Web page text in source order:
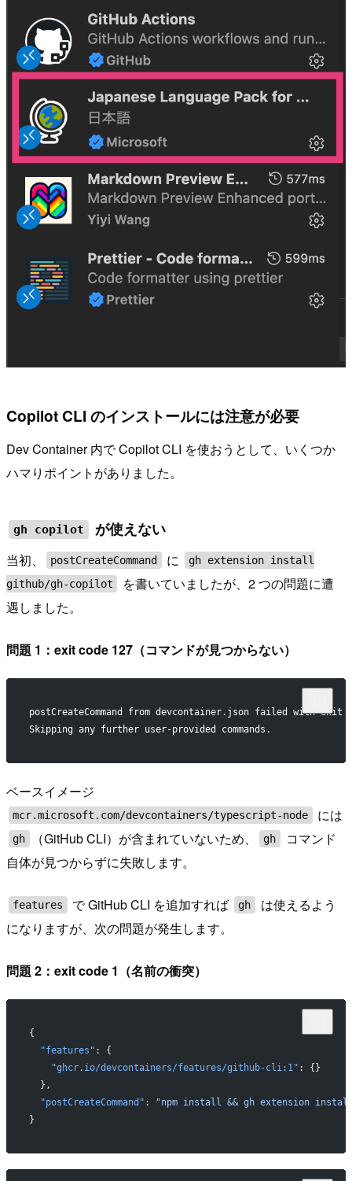
Copilot CLI のインストールには注意が必要
Dev Container 内で Copilot CLI を使おうとして、いくつか
ハマりポイントがありました。
gh copilot が使えない
当初、 postCreateCommand に
gh extension install
github/gh-copilot
を書いていましたが、2 つの問題に遭
遇しました。
問題 1：exit code 127（コマンドが見つからない）
postCreateCommand from devcontainer.json failed with exit
Skipping any further user-provided commands.
ベースイメージ
mcr.microsoft.com/devcontainers/typescript-node には
gh （GitHub CLI）が含まれていないため、 gh
コマンド
自体が見つからずに失敗します。
features で GitHub CLI を追加すれば gh
は使えるよう
になりますが、次の問題が発生します。
問題 2：exit code 1（名前の衝突）
{
  "features"
: {
    "ghcr.io/devcontainers/features/github-cli:1"
: {}
  },
  "postCreateCommand"
:
"npm install && gh extension
}